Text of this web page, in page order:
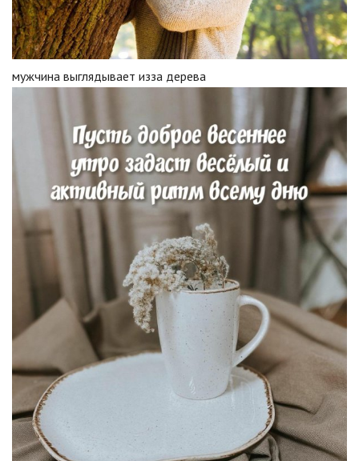
мужчина выглядывает изза дерева